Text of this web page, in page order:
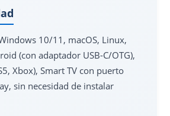
10/11, macOS, Linux,
(con adaptador USB-C/OTG),
Xbox), Smart TV con puerto
sin necesidad de instalar